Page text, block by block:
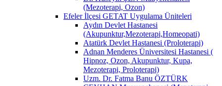
(Mezoterapi, Ozon)
Efeler İlçesi GETAT Uygulama Üniteleri
Aydın Devlet Hastanesi
(Akupunktur,Mezoterapi,Homeopati)
Atatürk Devlet Hastanesi (Proloterapi)
Adnan Menderes Üniversitesi Hastanesi (
Hipnoz, Ozon, Akupunktur, Kupa,
Mezoterapi, Proloterapi)
Uzm. Dr. Fatma Banu ÖZTÜRK